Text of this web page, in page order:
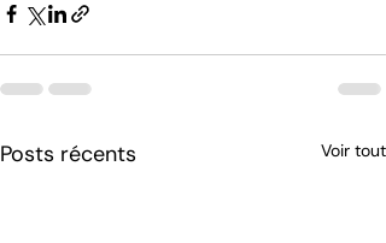
Posts récents Voir tout